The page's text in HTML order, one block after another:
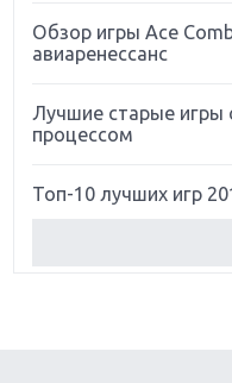
Обзор игры Ace
авиаренессанс
Лучшие старые
процессом
Топ-10 лучших игр